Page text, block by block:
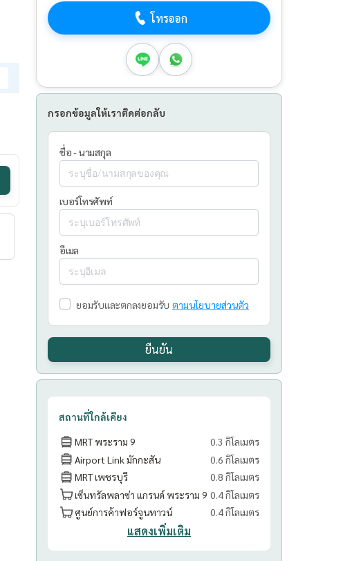
โทรออก
กรอกข้อมูลให้เราติดต่อกลับ
ชื่อ - นามสกุล
เบอร์โทรศัพท์
อีเมล
ยอมรับและตกลงยอมรับ ตามนโยบายส่วนตัว
ยืนยัน
สถานที่ใกล้เคียง
MRT พระราม 9
0.3 กิโลเมตร
Airport Link มักกะสัน
0.6 กิโลเมตร
MRT เพชรบุรี
0.8 กิโลเมตร
เซ็นทรัลพลาซ่า แกรนด์ พระราม 9 0.4 กิโลเมตร
ศูนย์การค้าฟอร์จูนทาวน์
0.4 กิโลเมตร
แสดงเพิ่มเติม